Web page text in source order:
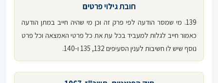
חובת גילוי פרטים
139. מי שמסר הודעה לפי פרק זה וכן מי שהיה חייב במתן הודעה
כאמור חייב לגלות למעביד בכל עת את כל פרטי האמצאה וכל פרט
נוסף שיש לו חשיבות לענין הסעיפים 132, 135 ו-140.